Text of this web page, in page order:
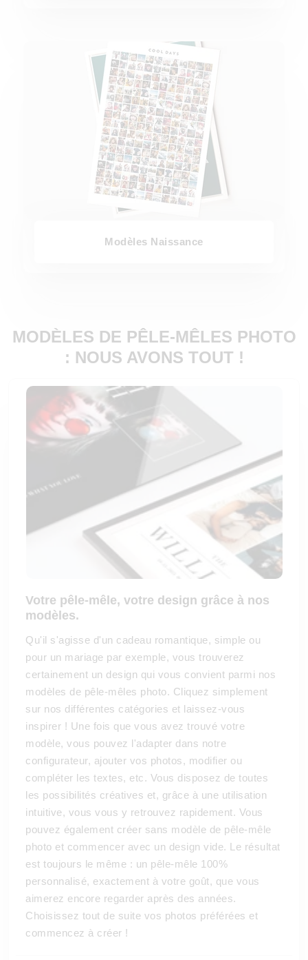
Modèles Naissance
MODÈLES DE PÊLE-MÊLES PHOTO
: NOUS AVONS TOUT !
Votre pêle-mêle, votre design grâce à nos
modèles.
Qu'il s'agisse d'un cadeau romantique, simple ou
pour un mariage par exemple, vous trouverez
certainement un design qui vous convient parmi nos
modèles de pêle-mêles photo. Cliquez simplement
sur nos différentes catégories et laissez-vous
inspirer ! Une fois que vous avez trouvé votre
modèle, vous pouvez l'adapter dans notre
configurateur, ajouter vos photos, modifier ou
compléter les textes, etc. Vous disposez de toutes
les possibilités créatives et, grâce à une utilisation
intuitive, vous vous y retrouvez rapidement. Vous
pouvez également créer sans modèle de pêle-mêle
photo et commencer avec un design vide. Le résultat
est toujours le même : un pêle-mêle 100%
personnalisé, exactement à votre goût, que vous
aimerez encore regarder après des années.
Choisissez tout de suite vos photos préférées et
commencez à créer !